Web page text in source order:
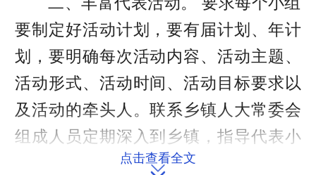
要制定好活动计划，要有届计划、年计
划，要明确每次活动内容、活动主题、
活动形式、活动时间、活动目标要求以
及活动的牵头人。联系乡镇人大常委会
组成人员定期深入到乡镇，指导代表小
组开展好活动，在活动中注重培养代表
点击查看全文